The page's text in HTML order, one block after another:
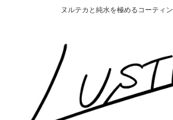
ヌルテカと純水を極めるコーティ